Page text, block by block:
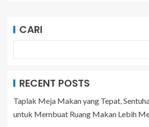
CARI
RECENT POSTS
Taplak Meja Makan yang Tepat,
untuk Membuat Ruang Makan Lebih